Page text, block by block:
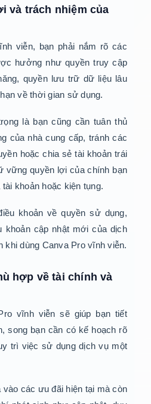
và trách nhiệm của
viễn, bạn phải nắm rõ các
hưởng như quyền truy cập
quyền lưu trữ dữ liệu lâu
về thời gian sử dụng.
là bạn cũng cần tuân thủ
của nhà cung cấp, tránh các
hoặc chia sẻ tài khoản trái
vững quyền lợi của chính bạn
khoản hoặc kiện tụng.
khoản về quyền sử dụng,
khoản cập nhật mới của dịch
khi dùng Canva Pro vĩnh viễn.
hợp về tài chính và
vĩnh viễn sẽ giúp bạn tiết
song bạn cần có kế hoạch rõ
trì việc sử dụng dịch vụ một
vào các ưu đãi hiện tại mà còn